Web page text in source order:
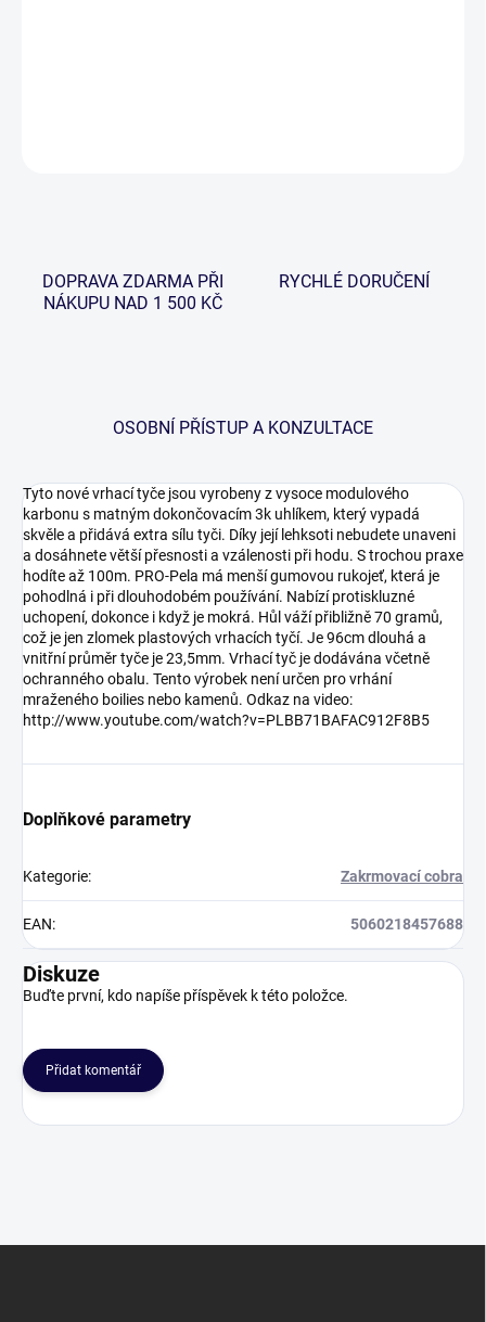
DOPRAVA ZDARMA PŘI
NÁKUPU NAD 1 500 KČ
RYCHLÉ DORUČENÍ
OSOBNÍ PŘÍSTUP A KONZULTACE
Tyto nové vrhací tyče jsou vyrobeny z vysoce modulového
karbonu s matným dokončovacím 3k uhlíkem, který vypadá
skvěle a přidává extra sílu tyči. Díky její lehksoti nebudete unaveni
a dosáhnete větší přesnosti a vzálenosti při hodu. S trochou praxe
hodíte až 100m. PRO-Pela má menší gumovou rukojeť, která je
pohodlná i při dlouhodobém používání. Nabízí protiskluzné
uchopení, dokonce i když je mokrá. Hůl váží přibližně 70 gramů,
což je jen zlomek plastových vrhacích tyčí. Je 96cm dlouhá a
vnitřní průměr tyče je 23,5mm. Vrhací tyč je dodávána včetně
ochranného obalu. Tento výrobek není určen pro vrhání
mraženého boilies nebo kamenů. Odkaz na video:
http://www.youtube.com/watch?v=PLBB71BAFAC912F8B5
Doplňkové parametry
Kategorie: Zakrmovací cobra
EAN: 5060218457688
Diskuze
Buďte první, kdo napíše příspěvek k této položce.
Přidat komentář